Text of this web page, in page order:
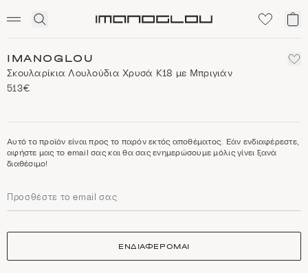
Click
search
Το
IMANOGLOU
Σκουλαρίκια Λουλούδια Χρυσά Κ18 με Μπριγιάν
513€
Αυτό το προϊόν είναι προς το παρόν εκτός αποθέματος. Εάν ενδιαφέρεστε,
αφήστε μας το email σας και θα σας ενημερώσουμε μόλις γίνει ξανά
διαθέσιμο!
ΕΝΔΙΑΦΕΡΟΜΑΙ